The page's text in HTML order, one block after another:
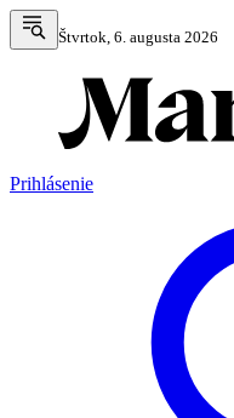
Štvrtok, 6. augusta 2026
Prihlásenie